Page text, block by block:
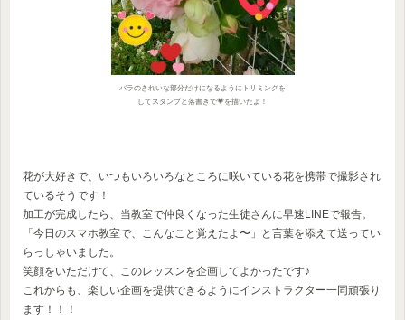
バラのきれいな部分だけになるようにトリミングを
してスタンプと落書きで💗を描いたよ！
花が大好きで、いつもいろいろなところに咲いている花を携帯で撮影され
ているそうです！
加工が完成したら、当教室で仲良くなった生徒さんに早速LINEで報告。
「今日のスマホ教室で、こんなこと覚えたよ〜」と言葉を添えて送ってい
らっしゃいました。
笑顔をいただけて、このレッスンを企画してよかったです♪
これからも、楽しい企画を提供できるようにインストラクター一同頑張り
ます！！！